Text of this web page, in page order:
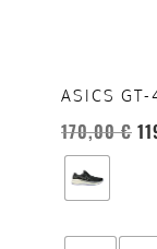
ASICS
170,00€
opzioni
essere
scelte
nella